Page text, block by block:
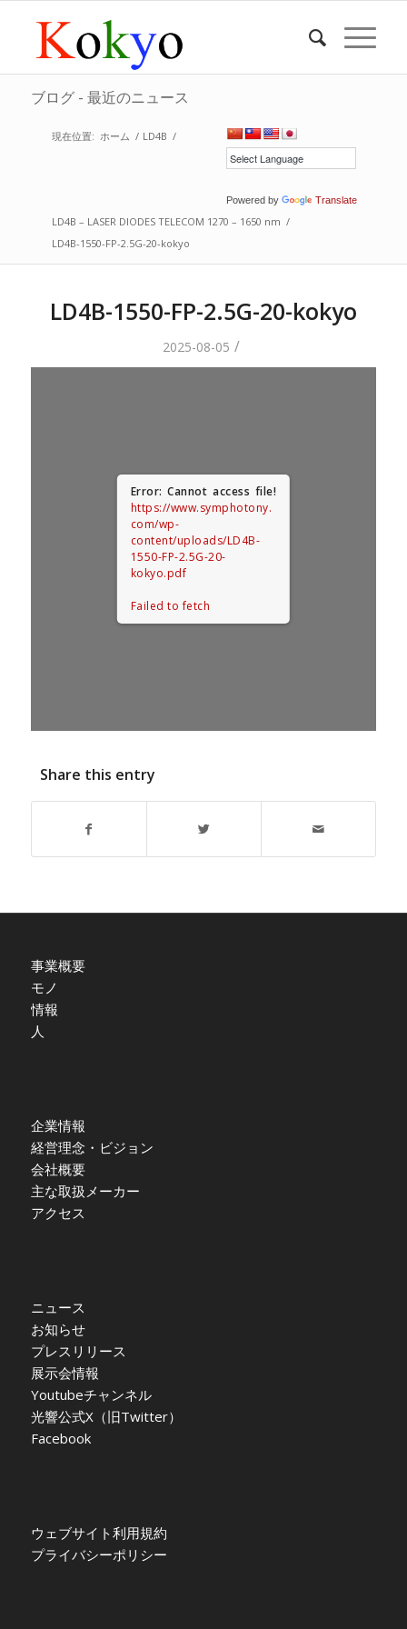
ブログ - 最近のニュース
Powered by Translate
現在位置: ホーム / LD4B /
LD4B – LASER DIODES TELECOM 1270 – 1650 nm /
LD4B-1550-FP-2.5G-20-kokyo
LD4B-1550-FP-2.5G-20-kokyo
2025-08-05 /
Error: Cannot access file!
https://www.symphotony.
com/wp-
content/uploads/LD4B-
1550-FP-2.5G-20-
kokyo.pdf
Failed to fetch
Share this entry
事業概要
モノ
情報
人
企業情報
経営理念・ビジョン
会社概要
主な取扱メーカー
アクセス
ニュース
お知らせ
プレスリリース
展示会情報
Youtubeチャンネル
光響公式X（旧Twitter）
Facebook
ウェブサイト利用規約
プライバシーポリシー